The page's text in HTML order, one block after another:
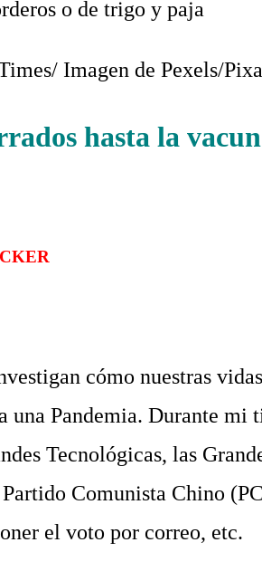
Imagen de Pexels/
hasta la
cómo nuestras
una Pandemia. Durante mi
Tecnológicas, las
Comunista Chino
el voto por correo, etc.